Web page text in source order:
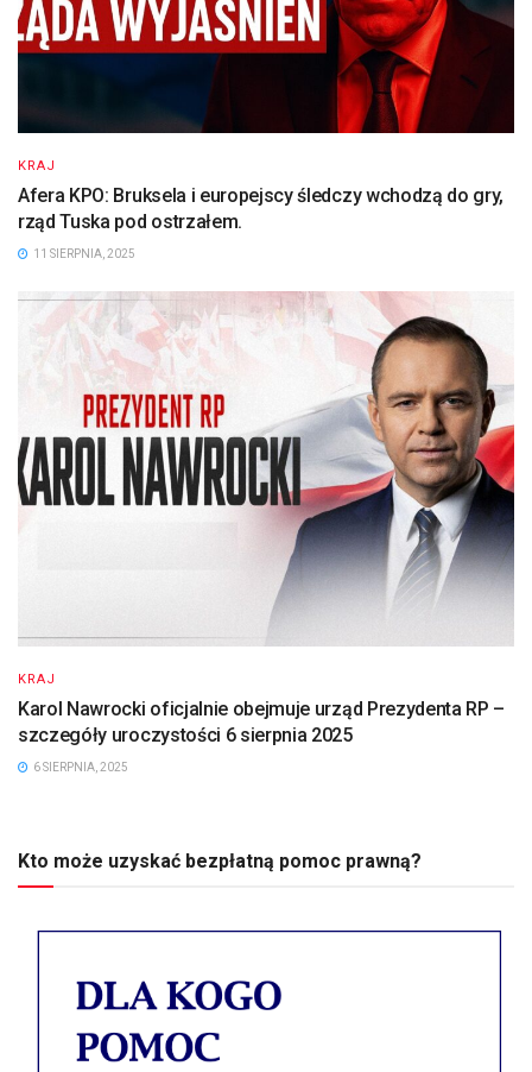
KRAJ
Afera KPO: Bruksela i europejscy śledczy wchodzą do gry,
rząd Tuska pod ostrzałem.
11 SIERPNIA, 2025
KRAJ
Karol Nawrocki oficjalnie obejmuje urząd Prezydenta RP –
szczegóły uroczystości 6 sierpnia 2025
6 SIERPNIA, 2025
Kto może uzyskać bezpłatną pomoc prawną?